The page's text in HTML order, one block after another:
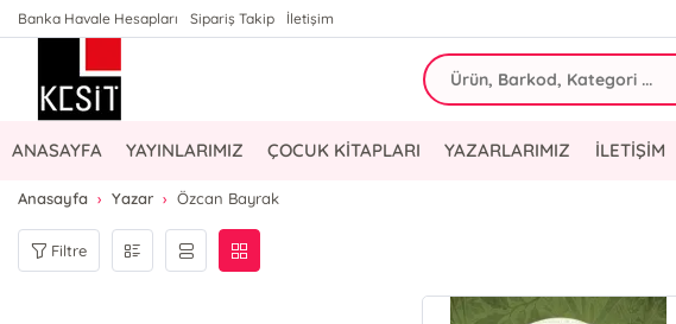
Banka Havale Hesapları Sipariş Takip İletişim
ANASAYFA YAYINLARIMIZ ÇOCUK KİTAPLARI YAZARLARIMIZ İLETİŞİM
Anasayfa Yazar Özcan Bayrak
Filtre